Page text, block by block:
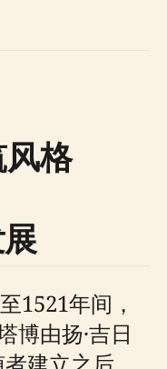
格
1521年间，
博由扬·吉日